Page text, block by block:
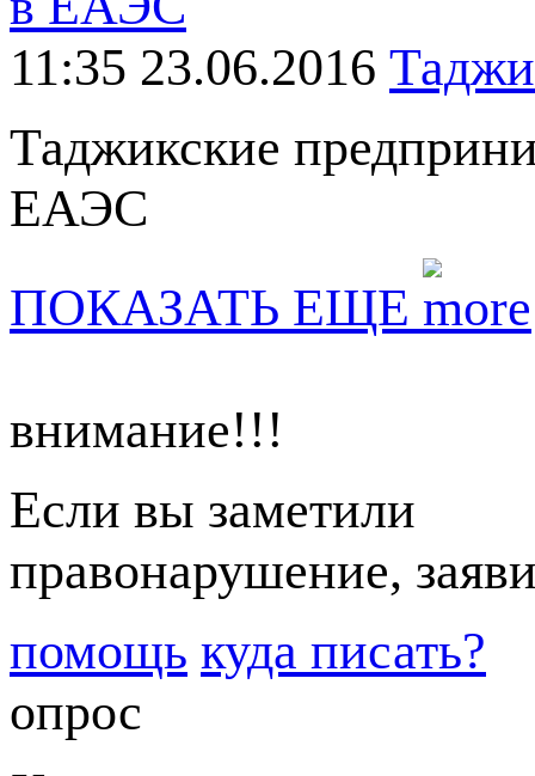
11:35 23.06.2016
Таджикские
ЕАЭС
ПОКАЗАТЬ ЕЩЕ
внимание!!!
Если вы заметили
правонарушение,
помощь куда писать?
опрос